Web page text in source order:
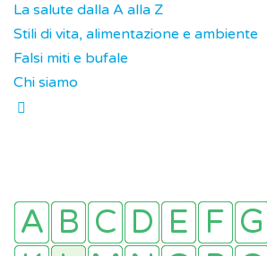
La salute dalla A alla Z
Stili di vita, alimentazione e ambiente
Falsi miti e bufale
Chi siamo